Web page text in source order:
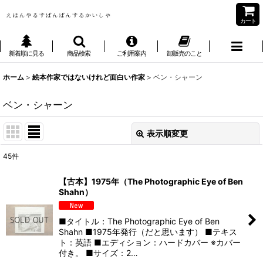
カート
新着順に見る 商品検索 ご利用案内 卸販売のこと
ホーム > 絵本作家ではないけれど面白い作家 > ベン・シャーン
ベン・シャーン
表示順変更
絞り込む
45件
【古本】1975年（The Photographic Eye of Ben
Shahn）
■タイトル：The Photographic Eye of Ben
Shahn ■1975年発行（だと思います） ■テキス
ト：英語 ■エディション：ハードカバー ※カバー
付き。 ■サイズ：2…